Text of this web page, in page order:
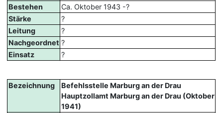
Bestehen
Ca. Oktober 1943 -?
Stärke
?
Leitung
?
Nachgeordnet ?
Einsatz
?
Bezeichnung
Befehlsstelle Marburg an der Drau
Hauptzollamt Marburg an der Drau (Oktober
1941)